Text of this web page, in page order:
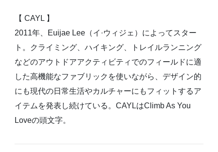
【 CAYL 】
2011年、Euijae Lee（イ·ウィジェ）によってスター
ト。クライミング、ハイキング、トレイルランニング
などのアウトドアアクティビティでのフィールドに適
した高機能なファブリックを使いながら、デザイン的
にも現代の日常生活やカルチャーにもフィットするア
イテムを発表し続けている。CAYLはClimb As You
Loveの頭文字。